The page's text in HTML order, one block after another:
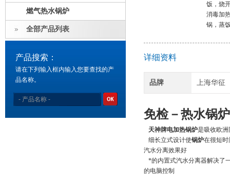
燃气热水锅炉
全部产品列表
产品搜索：
请在下列输入框内输入您要查找的产
品名称。
饭，烧
消毒加
锅，蒸
详细资料
品牌 上海华征
免检－热水锅炉
天神牌电加热锅炉是吸收欧
细长立式设计使锅炉在很短时
汽水分离效果好
*的内置式汽水分离器解决了
的电脑控制